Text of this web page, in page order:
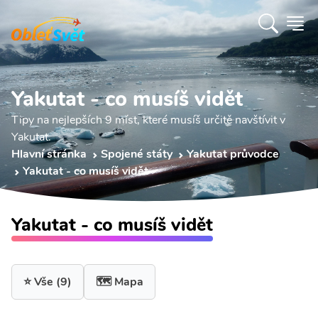
Yakutat - co musíš vidět
Tipy na nejlepších 9 míst, které musíš určitě navštívit v
Yakutat.
Hlavní stránka
Spojené státy
Yakutat průvodce
Yakutat - co musíš vidět
Yakutat - co musíš vidět
⭐ Vše (9) 🗺️ Mapa